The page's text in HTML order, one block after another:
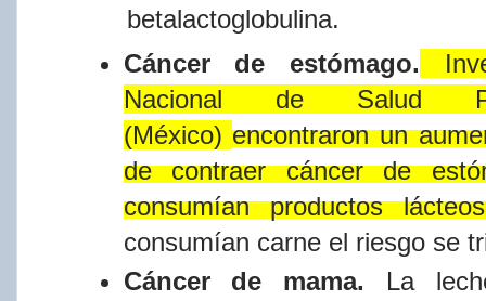
betalactoglobulina.
Cáncer
de estómago.
Nacional
de Salud
(México)encontraron un
de
contraer cáncer de
consumí​anproductos
consumí​an carne el riesgo se
Cáncer
de mama. La